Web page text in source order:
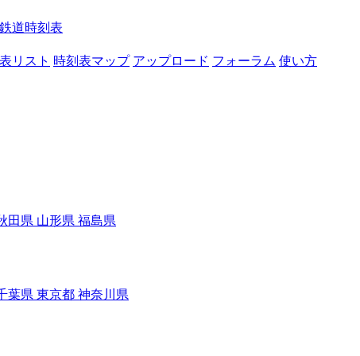
道時刻表
リスト 時刻表マップ アップロード フォーラム 使い方
田県 山形県 福島県
葉県 東京都 神奈川県